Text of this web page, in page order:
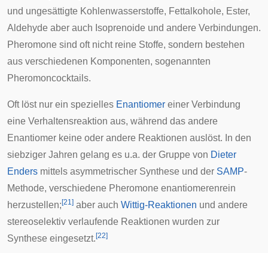
und ungesättigte Kohlenwasserstoffe, Fettalkohole, Ester,
Aldehyde aber auch Isoprenoide und andere Verbindungen.
Pheromone sind oft nicht reine Stoffe, sondern bestehen
aus verschiedenen Komponenten, sogenannten
Pheromoncocktails.
Oft löst nur ein spezielles Enantiomer einer Verbindung
eine Verhaltensreaktion aus, während das andere
Enantiomer keine oder andere Reaktionen auslöst. In den
siebziger Jahren gelang es u.a. der Gruppe von Dieter
Enders mittels asymmetrischer Synthese und der SAMP-
Methode, verschiedene Pheromone enantiomerenrein
herzustellen; [21] aber auch Wittig-Reaktionen und andere
stereoselektiv verlaufende Reaktionen wurden zur
Synthese eingesetzt. [22]